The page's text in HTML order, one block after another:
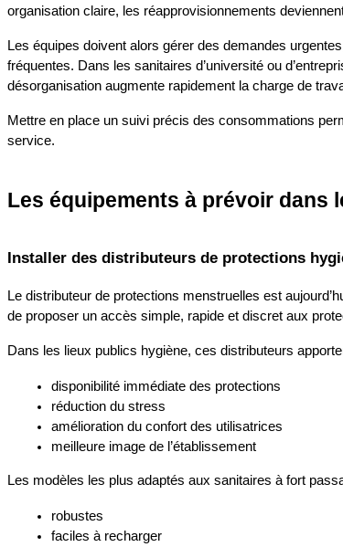
organisation claire, les réapprovisionnements
Les équipes doivent alors gérer des demandes
fréquentes. Dans les sanitaires d’université ou
désorganisation augmente rapidement la charge de
Mettre en place un suivi précis des consommations
service.
Les équipements à prévoir dans
Installer des distributeurs de protections
Le distributeur de protections menstruelles est
de proposer un accès simple, rapide et discret aux
Dans les lieux publics hygiène, ces distributeurs
disponibilité immédiate des protections
réduction du stress
amélioration du confort des utilisatrices
meilleure image de l’établissement
Les modèles les plus adaptés aux sanitaires à fort
robustes
faciles à recharger